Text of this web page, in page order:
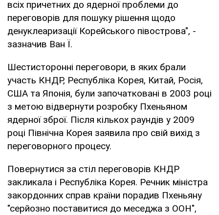
всіх причетних до ядерної проблеми до
переговорів для пошуку рішення щодо
денуклеаризації Корейського півострова", -
зазначив Ван Ї.
Шестисторонні переговори, в яких брали
участь КНДР, Республіка Корея, Китай, Росія,
США та Японія, були започатковані в 2003 році
з метою відвернути розробку Пхеньяном
ядерної зброї. Після кількох раундів у 2009
році Північна Корея заявила про свій вихід з
переговорного процесу.
Повернутися за стіл переговорів КНДР
закликала і Республіка Корея. Речник міністра
закордонних справ країни порадив Пхеньяну
"серйозно поставитися до меседжа з ООН",